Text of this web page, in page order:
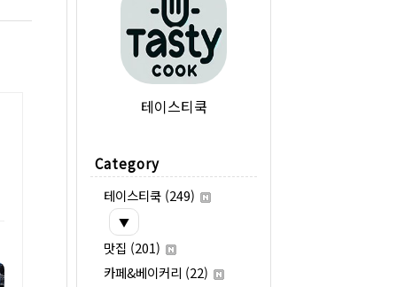
테이스티쿡
Category
테이스티쿡 (249)
▼
맛집 (201)
카페&베이커리 (22)